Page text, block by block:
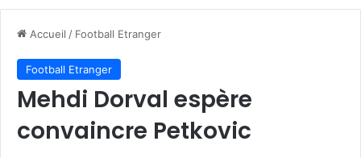
Accueil / Football Etranger
Football Etranger
Mehdi Dorval espère
convaincre Petkovic